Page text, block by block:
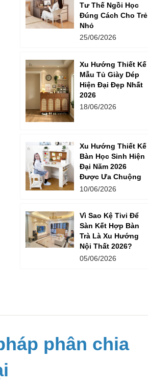
Tư Thế Ngồi Học
Đúng Cách Cho Trẻ
Nhỏ
25/06/2026
Xu Hướng Thiết Kế
Mẫu Tủ Giày Dép
Hiện Đại Đẹp Nhất
2026
18/06/2026
Xu Hướng Thiết Kế
Bàn Học Sinh Hiện
Đại Năm 2026
Được Ưa Chuộng
10/06/2026
Vì Sao Kệ Tivi Để
Sàn Kết Hợp Bàn
Trà Là Xu Hướng
Nội Thất 2026?
05/06/2026
phân chia